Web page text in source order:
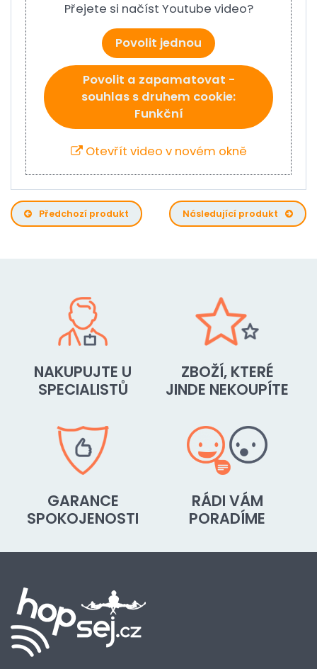
Přejete si načíst Youtube video?
Povolit jednou
Povolit a zapamatovat -
souhlas s druhem cookie:
Funkční
Otevřít video v novém okně
Předchozí produkt Následující produkt
NAKUPUJTE U
SPECIALISTŮ
ZBOŽÍ, KTERÉ
JINDE NEKOUPÍTE
GARANCE
SPOKOJENOSTI
RÁDI VÁM
PORADÍME